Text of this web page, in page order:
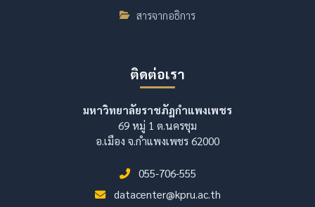
สารจากอธิการ
ติดต่อเรา
มหาวิทยาลัยราชภัฏกำแพงเพชร
69 หมู่ 1 ต.นครชุม
อ.เมือง จ.กำแพงเพชร 62000
055-706-555
datacenter@kpru.ac.th